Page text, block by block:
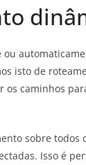
isto de
caminhos
sobre todos
Isso é